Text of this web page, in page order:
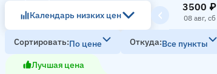
Календарь низких цен
3500 ₽
08 авг, сб
Сортировать По цене Откуда Все пункты
Лучшая цена